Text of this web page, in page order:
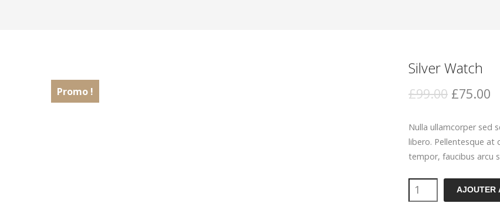
Promo !
Silver Watch
£99.00 £75.00
Nulla ullamcorper sed
libero. Pellentesque at
tempor, faucibus arcu
AJOUTER